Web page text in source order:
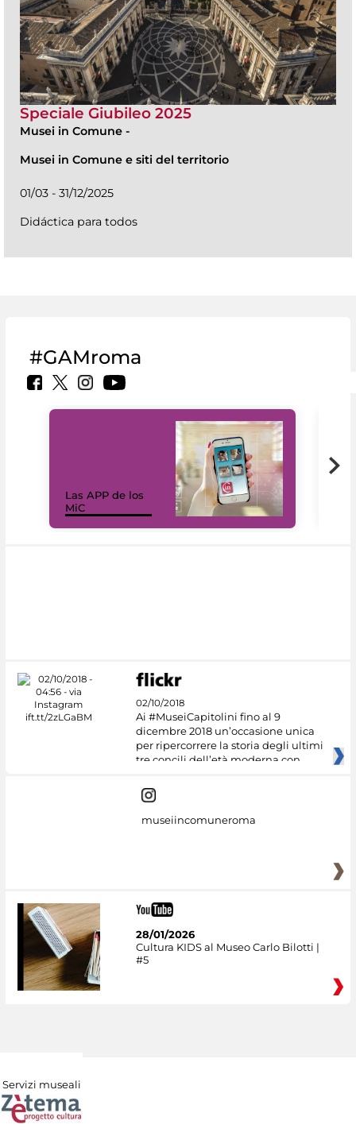
Speciale Giubileo 2025
Musei in Comune -
Musei in Comune e siti del territorio
01/03 - 31/12/2025
Didáctica para todos
#GAMroma
Las APP de los
MiC
02/10/2018
Ai #MuseiCapitolini fino al 9
dicembre 2018 un’occasione unica
per ripercorrere la storia degli ultimi
tre concili dell’età moderna con
museiincomuneroma
28/01/2026
Cultura KIDS al Museo Carlo Bilotti |
#5
Servizi museali